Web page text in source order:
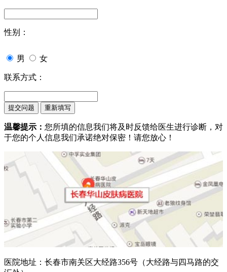
性别：
男 女
联系方式：
温馨提示： 您所填的信息我们将及时反馈给医生进行诊断，对
于您的个人信息我们承诺绝对保密！请您放心！
医院地址：长春市南关区大经路356号（大经路与四马路的交